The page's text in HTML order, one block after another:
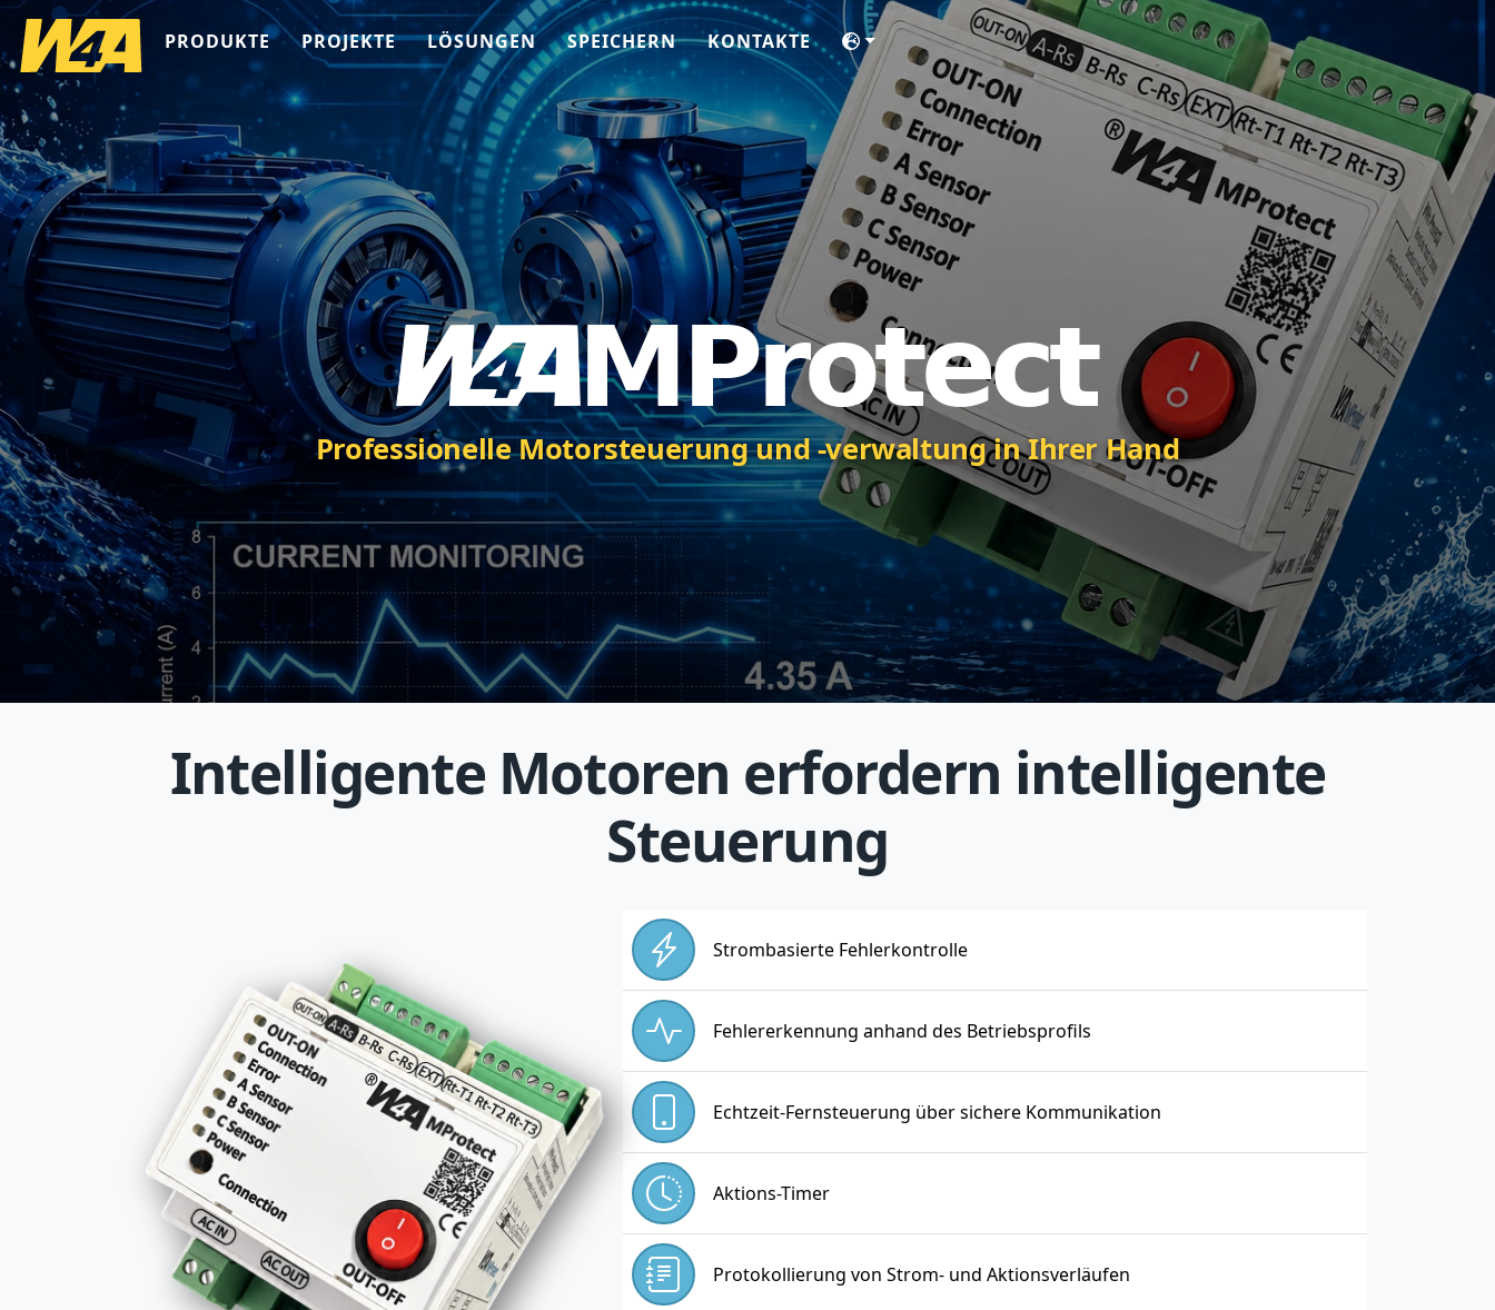
PRODUKTE PROJEKTE LÖSUNGEN SPEICHERN KONTAKTE
Professionelle Motorsteuerung und -verwaltung in Ihrer Hand
Intelligente Motoren erfordern intelligente
Steuerung
Strombasierte Fehlerkontrolle
Fehlererkennung anhand des Betriebsprofils
Echtzeit-Fernsteuerung über sichere Kommunikation
Aktions-Timer
Protokollierung von Strom- und Aktionsverläufen